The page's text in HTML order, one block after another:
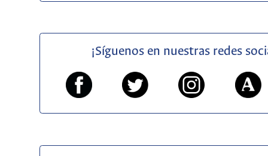
¡Síguenos en nuestras redes